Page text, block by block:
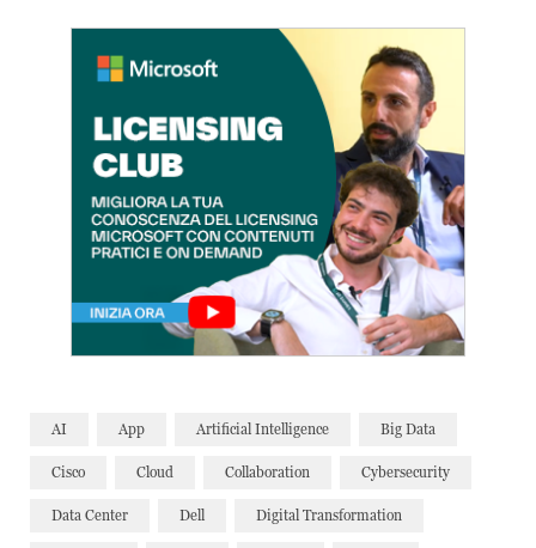
AI App Artificial Intelligence Big Data
Cisco Cloud Collaboration Cybersecurity
Data Center Dell Digital Transformation